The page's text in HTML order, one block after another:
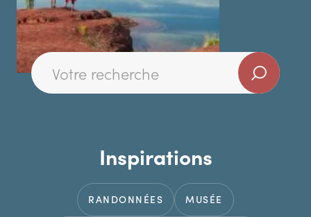
Inspirations
RANDONNÉES MUSÉE